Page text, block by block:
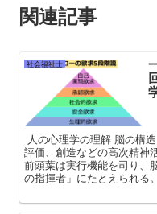
関連記事
社会福祉士
人の心理学の理解 脳の構
評価、創造などの高次精神
前頭葉は実行機能を司り、
の指揮者」にたとえられる